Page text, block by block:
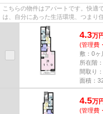
こちらの物件はアパートです。快適
は、自分にあった生活環境、つまり
探しください。
4.3万
(管理費
敷：0ヶ
所在階
間取り
面積：
4.5万
(管理費